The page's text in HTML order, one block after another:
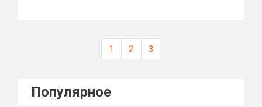
1 2 3
Популярное